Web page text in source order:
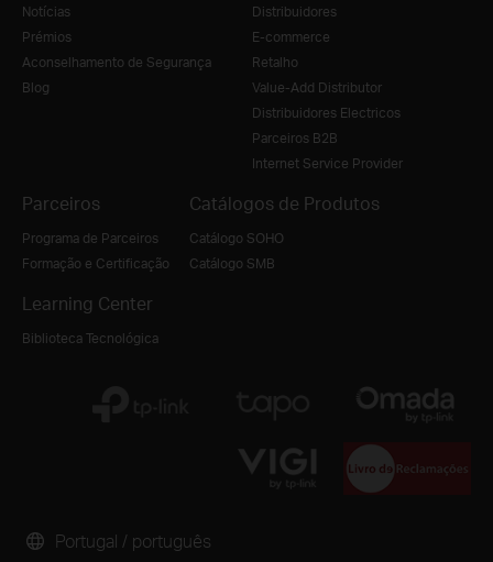
Notícias
Prémios
Aconselhamento de Segurança
Blog
Distribuidores
E-commerce
Retalho
Value-Add Distributor
Distribuidores Electricos
Parceiros B2B
Internet Service Provider
Parceiros
Programa de Parceiros
Formação e Certificação
Catálogos de Produtos
Catálogo SOHO
Catálogo SMB
Learning Center
Biblioteca Tecnológica
Portugal / português